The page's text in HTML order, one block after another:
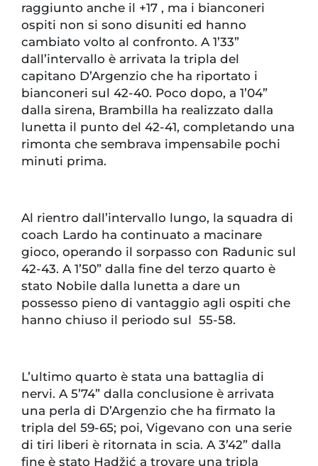
raggiunto anche il +17 , ma i bianconeri
ospiti non si sono disuniti ed hanno
cambiato volto al confronto. A 1’33”
dall’intervallo è arrivata la tripla del
capitano D’Argenzio che ha riportato i
bianconeri sul 42-40. Poco dopo, a 1’04”
dalla sirena, Brambilla ha realizzato dalla
lunetta il punto del 42-41, completando una
rimonta che sembrava impensabile pochi
minuti prima.
Al rientro dall’intervallo lungo, la squadra di
coach Lardo ha continuato a macinare
gioco, operando il sorpasso con Radunic sul
42-43. A 1’50” dalla fine del terzo quarto è
stato Nobile dalla lunetta a dare un
possesso pieno di vantaggio agli ospiti che
hanno chiuso il periodo sul 55-58.
L’ultimo quarto è stata una battaglia di
nervi. A 5’74” dalla conclusione è arrivata
una perla di D’Argenzio che ha firmato la
tripla del 59-65; poi, Vigevano con una serie
di tiri liberi è ritornata in scia. A 3’42” dalla
fine è stato Hadžić a trovare una tripla